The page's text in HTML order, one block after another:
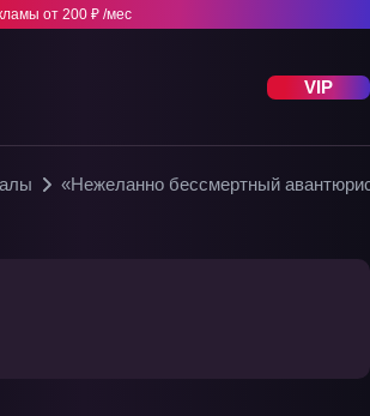
от 200 ₽ /мес
VIP
«Нежеланно бессмертный